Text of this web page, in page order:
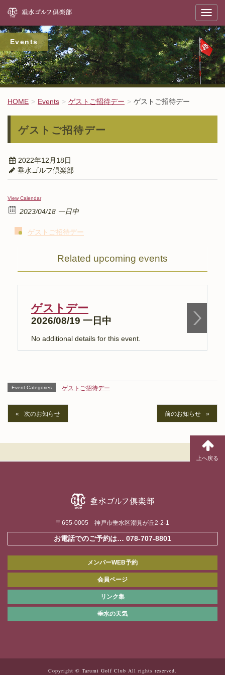
T
g
g
l
e
n
a
v
i
a
n
垂
Events
HOME Events ゲストご招待デー ゲストご招待デー
ゲストご招待デー
2022年12月18日
垂水ゴルフ倶楽部
View Calendar
2023/04/18 一日中
ゲストご招待デー
Related upcoming events
ゲストデー
2026/08/19 一日中
No additional details for this event.
Event Categories ゲストご招待デー
次のお知らせ 前のお知らせ
〒655-0005 神戸市垂水区潮見が丘2-2-1
お電話でのご予約は… 078-707-8801
メンバーWEB予約
会員ページ
リンク集
垂水の天気
Copyright © Tarumi Golf Club All rights reserved.